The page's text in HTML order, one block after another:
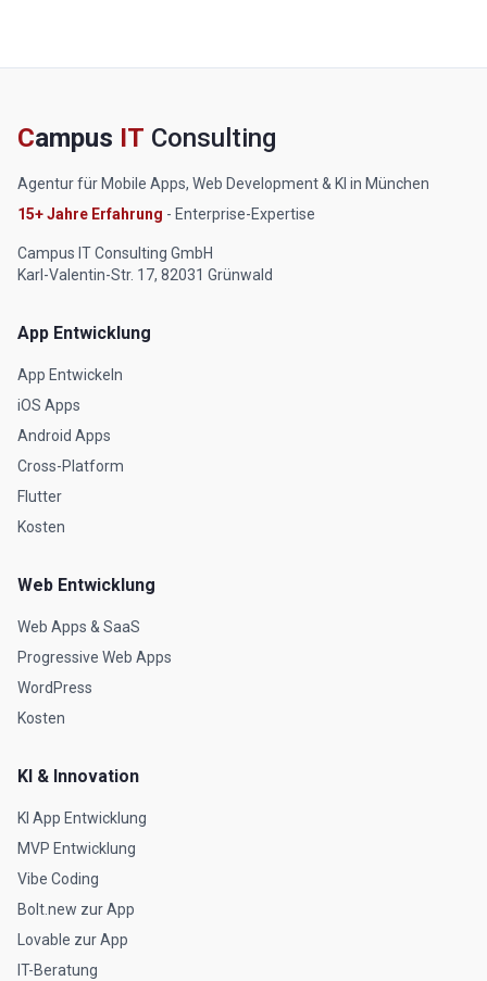
Campus IT Consulting
Agentur für Mobile Apps, Web Development & KI in München
15+ Jahre Erfahrung - Enterprise-Expertise
Campus IT Consulting GmbH
Karl-Valentin-Str. 17, 82031 Grünwald
App Entwicklung
App Entwickeln
iOS Apps
Android Apps
Cross-Platform
Flutter
Kosten
Web Entwicklung
Web Apps & SaaS
Progressive Web Apps
WordPress
Kosten
KI & Innovation
KI App Entwicklung
MVP Entwicklung
Vibe Coding
Bolt.new zur App
Lovable zur App
IT-Beratung